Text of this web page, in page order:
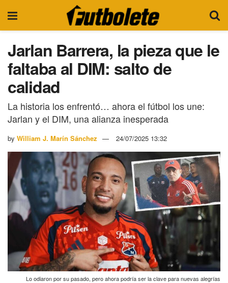
Jarlan Barrera, la pieza que le
faltaba al DIM: salto de
calidad
La historia los enfrentó… ahora el fútbol los une:
Jarlan y el DIM, una alianza inesperada
by William J. Marín Sánchez 24/07/2025 13:32
Lo odiaron por su pasado, pero ahora podría ser la clave para nuevas alegrías